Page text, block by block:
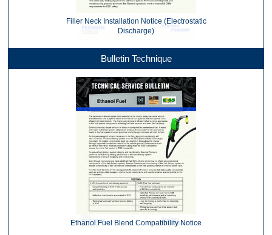
Filler Neck Installation Notice (Electrostatic
Discharge)
Bulletin Technique
Ethanol Fuel Blend Compatibility Notice